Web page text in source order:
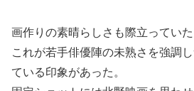
画作りの素晴らしさも際立っていた
これが若手俳優陣の未熟さを強調
ている印象があった。